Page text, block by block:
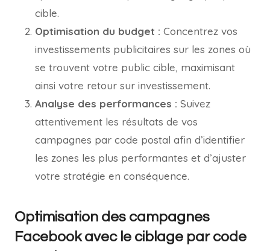
cible.
Optimisation du budget : Concentrez vos
investissements publicitaires sur les zones où
se trouvent votre public cible, maximisant
ainsi votre retour sur investissement.
Analyse des performances : Suivez
attentivement les résultats de vos
campagnes par code postal afin d’identifier
les zones les plus performantes et d’ajuster
votre stratégie en conséquence.
Optimisation des campagnes
Facebook avec le ciblage par code